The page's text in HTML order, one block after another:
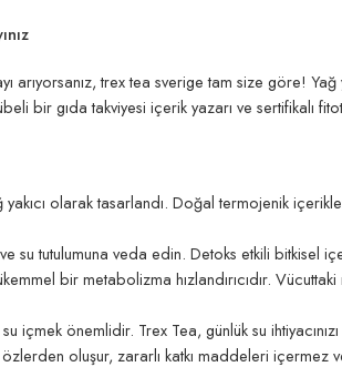
trex tea sverige tam size göre!
bir gıda takviyesi içerik yazarı ve sertifikalı
olarak tasarlandı. Doğal termojenik
su tutulumuna veda edin. Detoks etkili bitkisel
bir metabolizma hızlandırıcıdır.
içmek önemlidir. Trex Tea, günlük su
oluşur, zararlı katkı maddeleri içermez